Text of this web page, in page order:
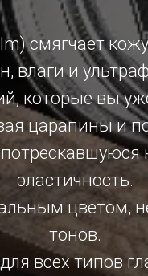
смягчает
влаги и
которые вы
царапины и
эластичность.
цветом,
тонов.
всех типов